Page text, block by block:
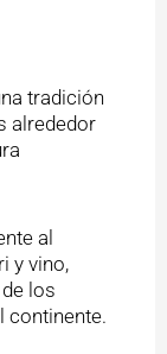
tradición
alrededor
al
y vino,
los
continente.